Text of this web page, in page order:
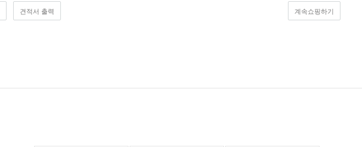
견적서 출력 계속쇼핑하기